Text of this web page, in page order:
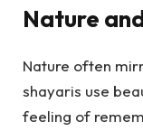
Nature
Nature often
shayaris use
feeling of